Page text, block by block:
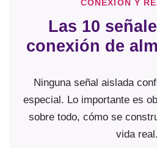
CONEXIÓN Y
Las 10
conexión de
Ninguna señal aislada
especial. Lo importante es
sobre todo, cómo se
vida real.